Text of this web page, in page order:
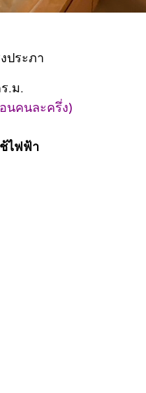
ประภา
.ม.
นคนละครึ่ง)
ไฟฟ้า